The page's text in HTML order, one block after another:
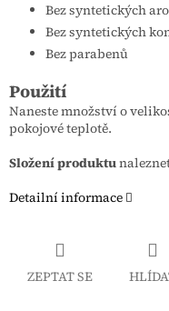
Bez syntetických
Bez syntetických
Bez parabenů
Použití
Naneste množství o
pokojové teplotě.
Složení produktu
Detailní informace
ZEPTAT SE